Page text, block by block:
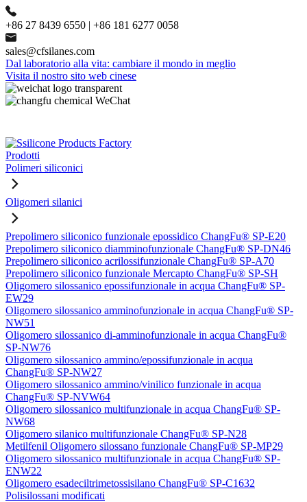
+86 27 8439 6550 | +86 181 6277 0058
sales@cfsilanes.com
Dal laboratorio alla vita: cambiare il mondo in meglio
Visita il nostro sito web cinese
Prodotti
Polimeri siliconici
Oligomeri silanici
Prepolimero siliconico funzionale epossidico ChangFu® SP-E20
Prepolimero siliconico diamminofunzionale ChangFu® SP-DN46
Prepolimero siliconico acrilossifunzionale ChangFu® SP-A70
Prepolimero siliconico funzionale Mercapto ChangFu® SP-SH
Oligomero silossanico epossifunzionale in acqua ChangFu® SP-
EW29
Oligomero silossanico amminofunzionale in acqua ChangFu® SP-
NW51
Oligomero silossanico di-amminofunzionale in acqua ChangFu®
SP-NW76
Oligomero silossanico ammino/epossifunzionale in acqua
ChangFu® SP-NW27
Oligomero silossanico ammino/vinilico funzionale in acqua
ChangFu® SP-NVW64
Oligomero silossanico multifunzionale in acqua ChangFu® SP-
NW68
Oligomero silanico multifunzionale ChangFu® SP-N28
Metilfenil Oligomero silossano funzionale ChangFu® SP-MP29
Oligomero silossanico multifunzionale in acqua ChangFu® SP-
ENW22
Oligomero esadeciltrimetossisilano ChangFu® SP-C1632
Polisilossani modificati